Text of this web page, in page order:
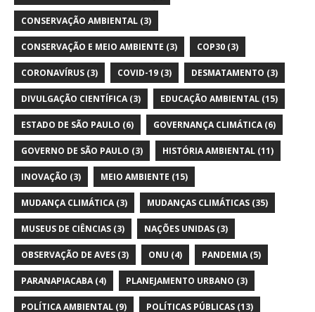
CONSERVAÇÃO AMBIENTAL (3)
CONSERVAÇÃO E MEIO AMBIENTE (3) COP30 (3)
CORONAVÍRUS (3) COVID-19 (3) DESMATAMENTO (3)
DIVULGAÇÃO CIENTÍFICA(3) EDUCAÇÃO AMBIENTAL (15)
ESTADO DE SÃO PAULO (6) GOVERNANÇA CLIMÁTICA(6)
GOVERNO DE SÃO PAULO (3) HISTÓRIA AMBIENTAL (11)
INOVAÇÃO (3) MEIO AMBIENTE (15)
MUDANÇA CLIMÁTICA(3) MUDANÇAS CLIMÁTICAS (35)
MUSEUS DE CIÊNCIAS (3) NAÇÕES UNIDAS (3)
OBSERVAÇÃO DE AVES (3) ONU (4) PANDEMIA(5)
PARANAPIACABA(4) PLANEJAMENTO URBANO (3)
POLÍTICA AMBIENTAL (9) POLÍTICAS PÚBLICAS (13)